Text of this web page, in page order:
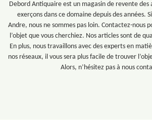
Debord Antiquaire est un magasin de revente des
exerçons dans ce domaine depuis des années.
Andre, nous ne sommes pas loin. Contactez-nous
l’objet que vous cherchiez. Nos articles sont de
En plus, nous travaillons avec des experts en
nos réseaux, il vous sera plus facile de trouver
Alors, n’hésitez pas à nous